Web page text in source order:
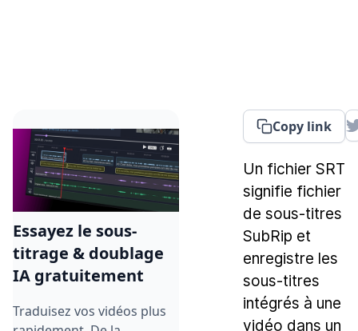
Essayez le sous-
titrage & doublage
IA gratuitement
Traduisez vos vidéos plus
Copy link
Un fichier SRT
signifie fichier
de sous-titres
SubRip et
enregistre les
sous-titres
intégrés à une
vidéo dans un